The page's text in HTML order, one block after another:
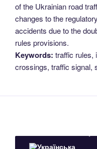
of the Ukrainian road
changes to the
accidents due to the
rules provisions.
Keywords: traffic rules,
crossings, traffic signal,